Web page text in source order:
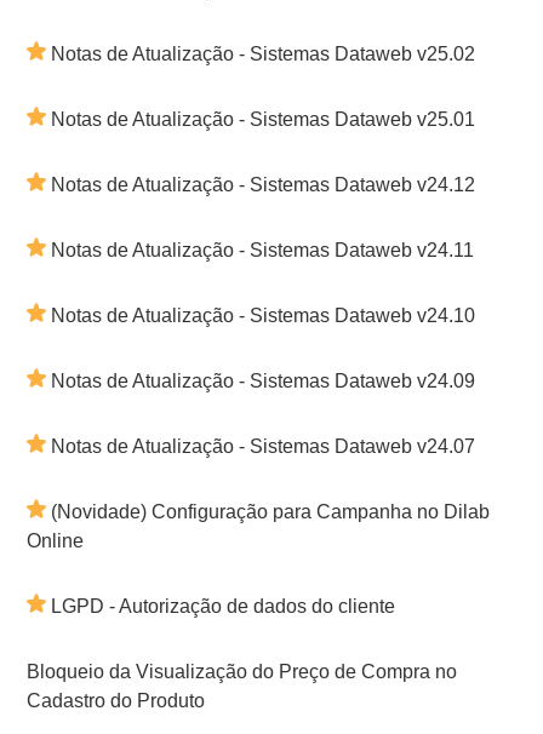
Notas de Atualização - Sistemas Dataweb v25.02
Notas de Atualização - Sistemas Dataweb v25.01
Notas de Atualização - Sistemas Dataweb v24.12
Notas de Atualização - Sistemas Dataweb v24.11
Notas de Atualização - Sistemas Dataweb v24.10
Notas de Atualização - Sistemas Dataweb v24.09
Notas de Atualização - Sistemas Dataweb v24.07
(Novidade) Configuração para Campanha no Dilab
Online
LGPD - Autorização de dados do cliente
Bloqueio da Visualização do Preço de Compra no
Cadastro do Produto